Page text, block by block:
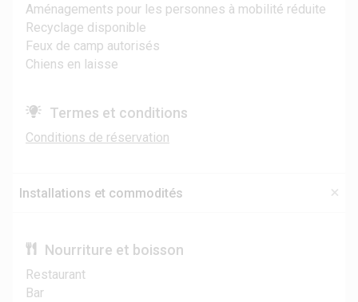
Aménagements pour les personnes à mobilité réduite
Recyclage disponible
Feux de camp autorisés
Chiens en laisse
Termes et conditions
Conditions de réservation
Installations et commodités
Nourriture et boisson
Restaurant
Bar